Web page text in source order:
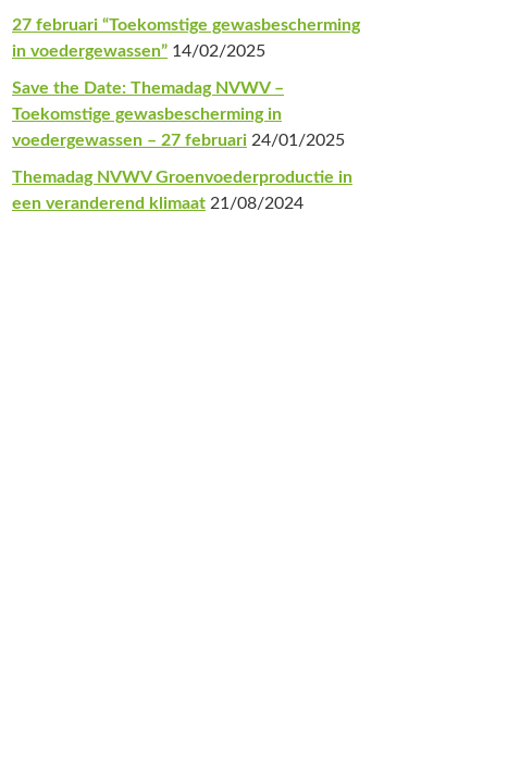
27 februari “Toekomstige gewasbescherming
in voedergewassen” 14/02/2025
Save the Date: Themadag NVWV –
Toekomstige gewasbescherming in
voedergewassen – 27 februari 24/01/2025
Themadag NVWV Groenvoederproductie in
een veranderend klimaat 21/08/2024